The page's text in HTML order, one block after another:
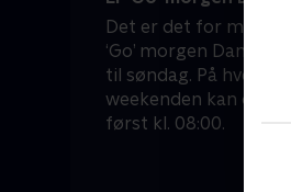
Det er det for mange
‘Go’ morgen
til søndag. På
weekenden kan du
først kl. 08:00.